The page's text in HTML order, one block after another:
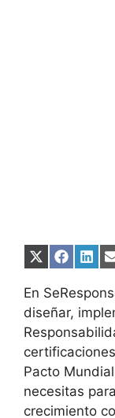
Compartir
X
(Twitter)
En
diseñar,
Pacto
necesitas
crecimiento